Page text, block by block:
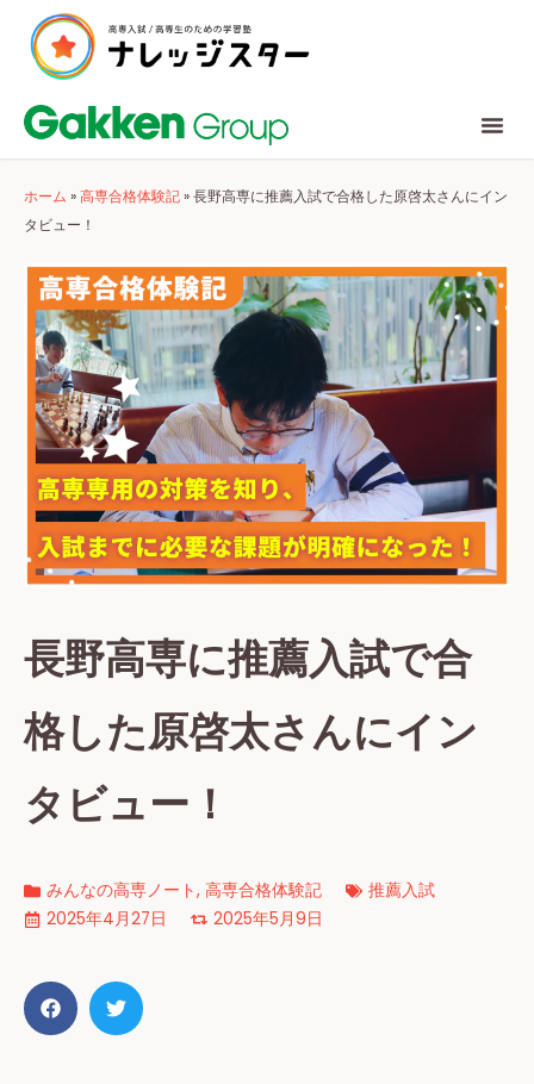
ホーム »高専合格体験記»長野高専に推薦入試で合格した原啓太さんにイン
タビュー！
長野高専に推薦入試で合
格した原啓太さんにイン
タビュー！
みんなの高専ノート, 高専合格体験記
推薦入試
2025年4月27日
2025年5月9日